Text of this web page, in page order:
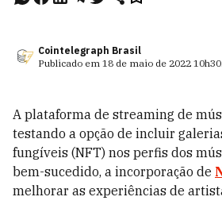
Cointelegraph Brasil
Publicado em 18 de maio de 2022 10h30
A plataforma de streaming de
testando a opção de incluir
fungíveis (NFT) nos perfis dos
bem-sucedido, a incorporação de
melhorar as experiências de